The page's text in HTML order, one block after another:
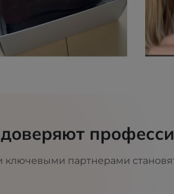
партнерами